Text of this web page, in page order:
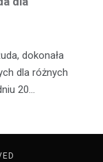
dokonała
dla różnych
20…